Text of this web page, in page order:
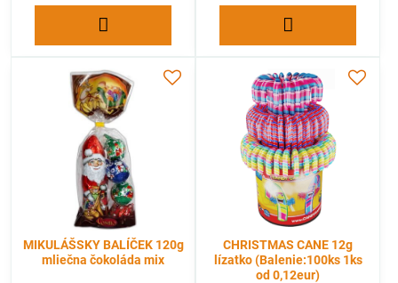
MIKULÁŠSKY BALÍČEK 120g
mliečna čokoláda mix
CHRISTMAS CANE 12g
lízatko (Balenie:100ks 1ks
od 0,12eur)